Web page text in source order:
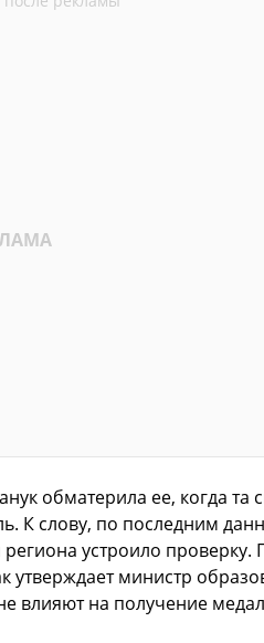
обматерила ее, когда та
К слову, по последним
устроило проверку.
утверждает министр
влияют на получение